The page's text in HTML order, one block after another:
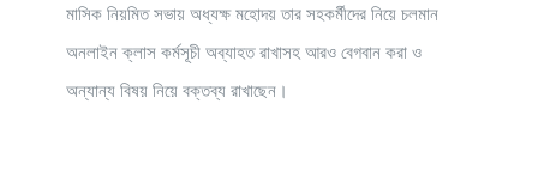
মাসিক নিয়মিত সভায় অধ্যক্ষ মহোদয় তার সহকর্মীদের নিয়ে চলমান
অনলাইন ক্লাস কর্মসূচী অব্যাহত রাখাসহ আরও বেগবান করা ও
অন্যান্য বিষয় নিয়ে বক্তব্য রাখাছেন।